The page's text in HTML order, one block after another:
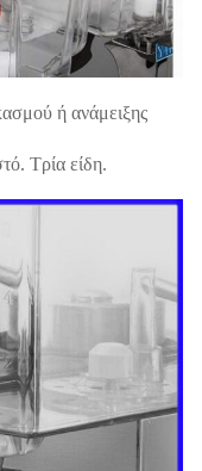
1 έτος
ή ανάμειξης
Τρία είδη.